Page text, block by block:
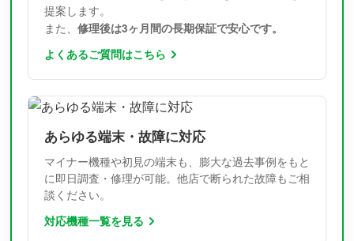
提案します。
また、 修理後は3ヶ月間の長期保証で安心です。
よくあるご質問はこちら
あらゆる端末・故障に対応
マイナー機種や初見の端末も、膨大な過去事例をもと
に即日調査・修理が可能。他店で断られた故障もご相
談ください。
対応機種一覧を見る